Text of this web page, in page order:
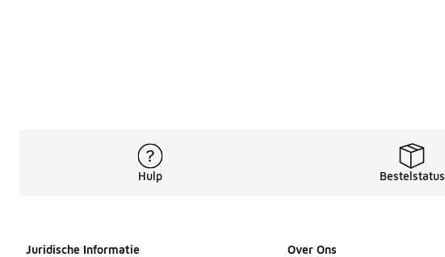
Hulp Bestelstatus
Juridische Informatie Over Ons